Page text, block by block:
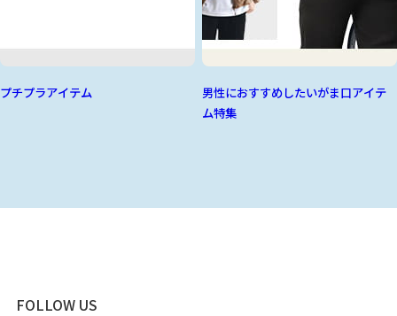
プチプラアイテム
男性におすすめしたいがま口アイテ
ム特集
FOLLOW US